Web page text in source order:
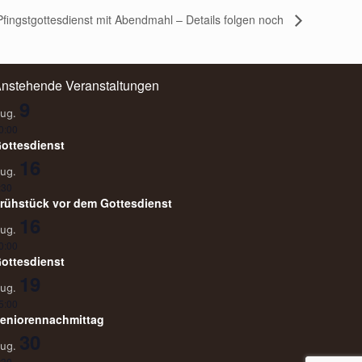
mit Abendmahl – Details folgen noch
Veranstaltungen
9
16
vor dem Gottesdienst
16
19
30